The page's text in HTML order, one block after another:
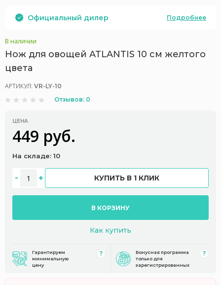
Официальный дилер Подробнее
В наличии
Нож для овощей ATLANTIS 10 см желтого
цвета
АРТИКУЛ: VR-LY-10
Отзывов: 0
ЦЕНА
449 руб.
На складе: 10
КУПИТЬ В 1 КЛИК
В КОРЗИНУ
Как купить
Гарантируем
минимальную
цену
Бонусная программа
только для
зарегистрированных